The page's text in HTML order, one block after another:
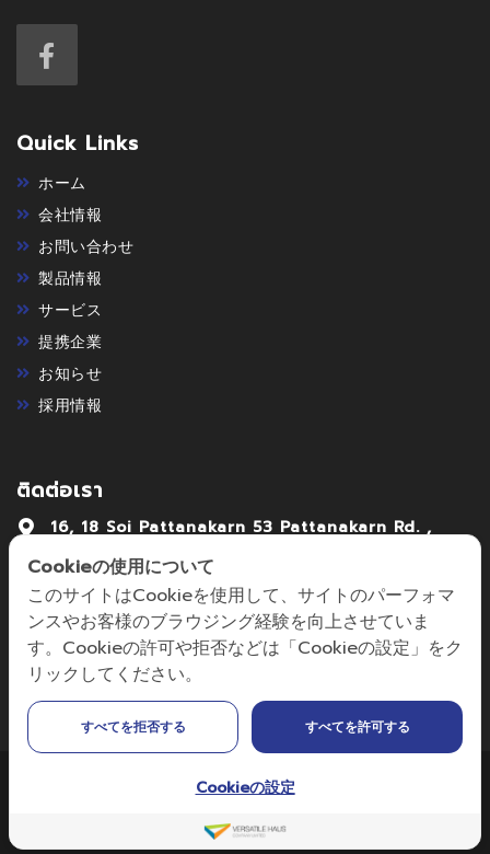
Quick Links
ホーム
会社情報
お問い合わせ
製品情報
サービス
提携企業
お知らせ
採用情報
ติดต่อเรา
16, 18 Soi Pattanakarn 53 Pattanakarn Rd. ,
02-7222992-4
focus@focusmechanic.co.th,
sales@focusmechanic.co.th
Copyright © 2024 Edited by FOCUS MECHANIC CO., LTD. | All
Rights Reserved
Cookieの使用について
このサイトはCookieを使用して、サイトのパーフォマ
ンスやお客様のブラウジング経験を向上させていま
す。Cookieの許可や拒否などは「Cookieの設定」をク
リックしてください。
すべてを拒否する すべてを許可する
Cookieの設定